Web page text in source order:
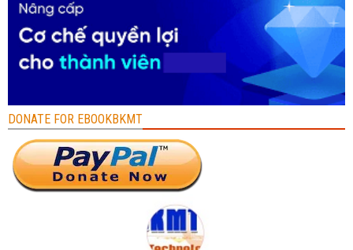
DONATE FOR EBOOKBKMT